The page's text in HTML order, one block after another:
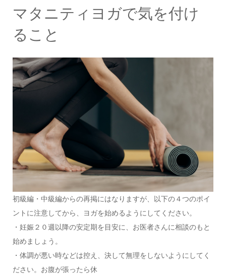
マタニティヨガで気を付け
ること
初級編・中級編からの再掲にはなりますが、以下の４つのポイ
ントに注意してから、ヨガを始めるようにしてください。
・妊娠２０週以降の安定期を目安に、お医者さんに相談のもと
始めましょう。
・体調が悪い時などは控え、決して無理をしないようにしてく
ださい。お腹が張ったら休